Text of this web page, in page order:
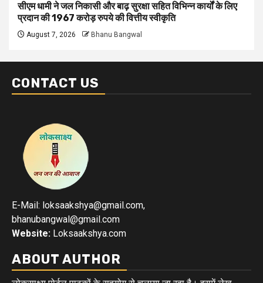
सीएम धामी ने जल निकासी और बाढ़ सुरक्षा सहित विभिन्न कार्यों के लिए
प्रदान की 1967 करोड़ रुपये की वित्तीय स्वीकृति
August 7, 2026 Bhanu Bangwal
CONTACT US
E-Mail: loksaakshya@gmail.com,
bhanubangwal@gmail.com
Website: Loksaakshya.com
ABOUT AUTHOR